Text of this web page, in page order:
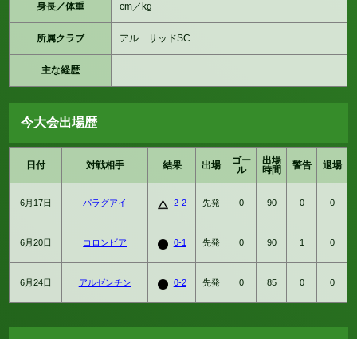
身長／体重 cm／kg
所属クラブ アル サッドSC
主な経歴
今大会出場歴
日付 対戦相手 結果 出場
ゴー
ル
出場
時間
警告 退場
6月17日 パラグアイ 2-2 先発 0 90 0 0
6月20日 コロンビア 0-1 先発 0 90 1 0
6月24日 アルゼンチン 0-2 先発 0 85 0 0